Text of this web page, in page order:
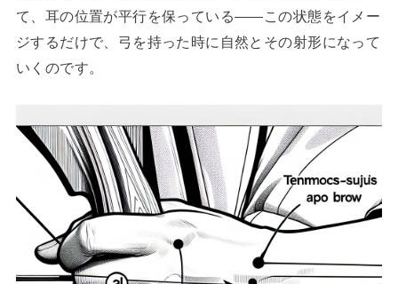
て、耳の位置が平行を保っている——この状態をイメー
ジするだけで、弓を持った時に自然とその射形になって
いくのです。